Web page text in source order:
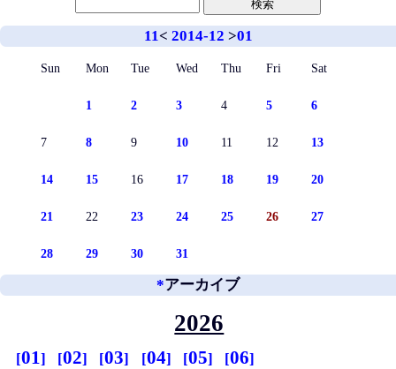
11< 2014-12 >01
Sun Mon Tue Wed Thu Fri Sat
1 2 3 4 5 6
7 8 9 10 11 12 13
14 15 16 17 18 19 20
21 22 23 24 25 26 27
28 29 30 31
*アーカイブ
2026
01 02 03 04 05
06